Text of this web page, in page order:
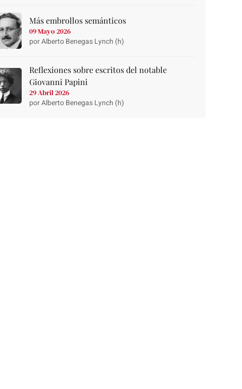
Más embrollos semánticos
09 Mayo 2026
por Alberto Benegas Lynch (h)
Reflexiones sobre escritos del notable
Giovanni Papini
29 Abril 2026
por Alberto Benegas Lynch (h)